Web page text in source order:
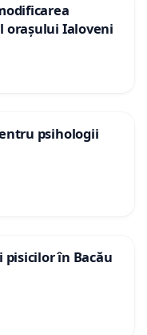
orașului Ialoveni
psihologii
în Bacău